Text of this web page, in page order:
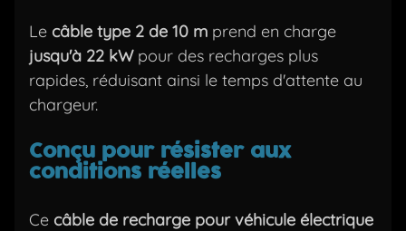
Le câble type 2 de 10 m prend en charge
jusqu'à 22 kWpour des recharges plus
rapides, réduisant ainsi le temps d'attente au
chargeur.
Conçu pour résister aux
conditions réelles
Ce câble de recharge pour véhicule électrique